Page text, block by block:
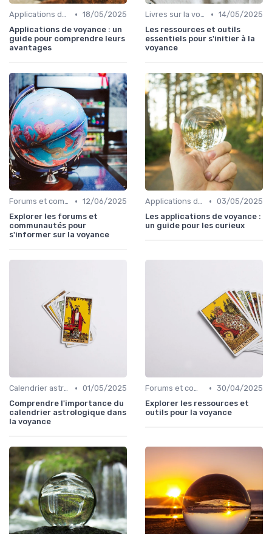
Applications de voyance • 18/05/2025
Applications de voyance : un
guide pour comprendre leurs
avantages
Livres sur la voyance • 14/05/2025
Les ressources et outils
essentiels pour s'initier à la
voyance
Forums et communautés • 12/06/2025
Explorer les forums et
communautés pour
s'informer sur la voyance
Applications de voyance • 03/05/2025
Les applications de voyance :
un guide pour les curieux
Calendrier astrologique • 01/05/2025
Comprendre l'importance du
calendrier astrologique dans
la voyance
Forums et communautés • 30/04/2025
Explorer les ressources et
outils pour la voyance